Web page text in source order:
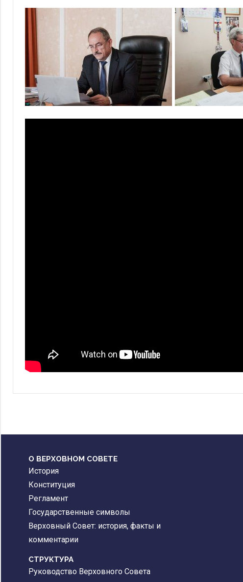
О ВЕРХОВНОМ СОВЕТЕ
История
Конституция
Регламент
Государственные символы
Верховный Совет: история, факты и
комментарии
CТРУКТУРА
Руководство Верховного Совета